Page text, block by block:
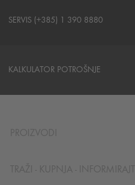
SERVIS (+385) 1 390 8880
KALKULATOR POTROŠNJE